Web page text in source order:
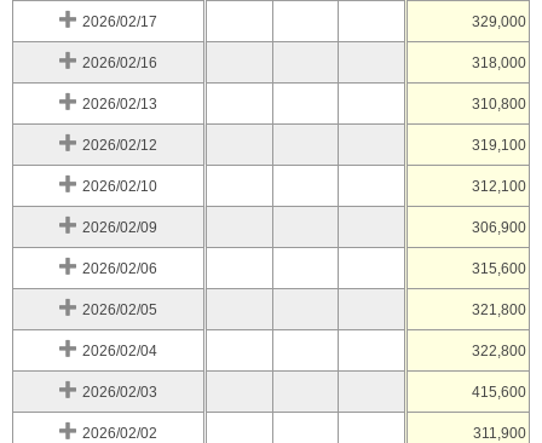
2026/02/17 329,000
2026/02/16 318,000
2026/02/13 310,800
2026/02/12 319,100
2026/02/10 312,100
2026/02/09 306,900
2026/02/06 315,600
2026/02/05 321,800
2026/02/04 322,800
2026/02/03 415,600
2026/02/02 311,900